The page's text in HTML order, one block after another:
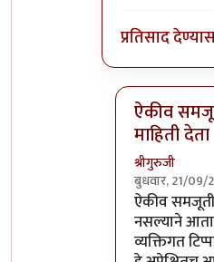
प्रतिसाद
ऐकीव
माहिती देता
श्रीगुरुजी
बुधवार, 21/09/
In reply to
ऐकीव
नसल्याने आता
व्यक्तिगत